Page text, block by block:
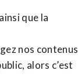
que la
nos contenus
alors c’est